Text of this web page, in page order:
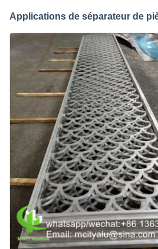
Applications de séparateur de